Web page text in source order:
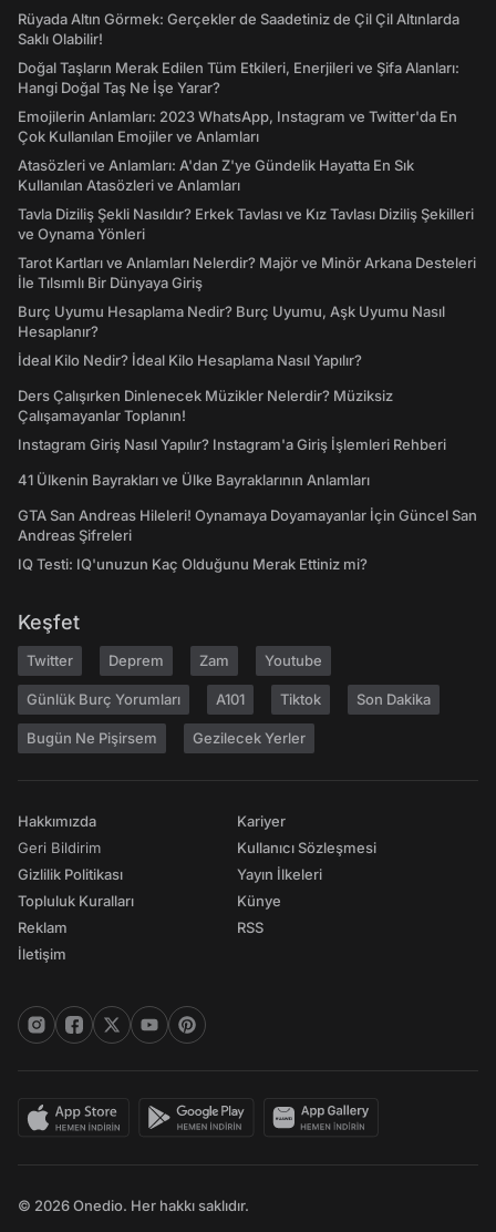
Rüyada Altın Görmek: Gerçekler de Saadetiniz de Çil Çil Altınlarda
Saklı Olabilir!
Doğal Taşların Merak Edilen Tüm Etkileri, Enerjileri ve Şifa Alanları:
Hangi Doğal Taş Ne İşe Yarar?
Emojilerin Anlamları: 2023 WhatsApp, Instagram ve Twitter'da En
Çok Kullanılan Emojiler ve Anlamları
Atasözleri ve Anlamları: A'dan Z'ye Gündelik Hayatta En Sık
Kullanılan Atasözleri ve Anlamları
Tavla Diziliş Şekli Nasıldır? Erkek Tavlası ve Kız Tavlası Diziliş Şekilleri
ve Oynama Yönleri
Tarot Kartları ve Anlamları Nelerdir? Majör ve Minör Arkana Desteleri
İle Tılsımlı Bir Dünyaya Giriş
Burç Uyumu Hesaplama Nedir? Burç Uyumu, Aşk Uyumu Nasıl
Hesaplanır?
İdeal Kilo Nedir? İdeal Kilo Hesaplama Nasıl Yapılır?
Ders Çalışırken Dinlenecek Müzikler Nelerdir? Müziksiz
Çalışamayanlar Toplanın!
Instagram Giriş Nasıl Yapılır? Instagram'a Giriş İşlemleri Rehberi
41 Ülkenin Bayrakları ve Ülke Bayraklarının Anlamları
GTA San Andreas Hileleri! Oynamaya Doyamayanlar İçin Güncel San
Andreas Şifreleri
IQ Testi: IQ'unuzun Kaç Olduğunu Merak Ettiniz mi?
Keşfet
Twitter Deprem Zam Youtube
Günlük Burç Yorumları A101 Tiktok Son Dakika
Bugün Ne Pişirsem Gezilecek Yerler
Hakkımızda
Geri Bildirim
Gizlilik Politikası
Topluluk Kuralları
Reklam
İletişim
Kariyer
Kullanıcı Sözleşmesi
Yayın İlkeleri
Künye
RSS
© 2026 Onedio. Her hakkı saklıdır.